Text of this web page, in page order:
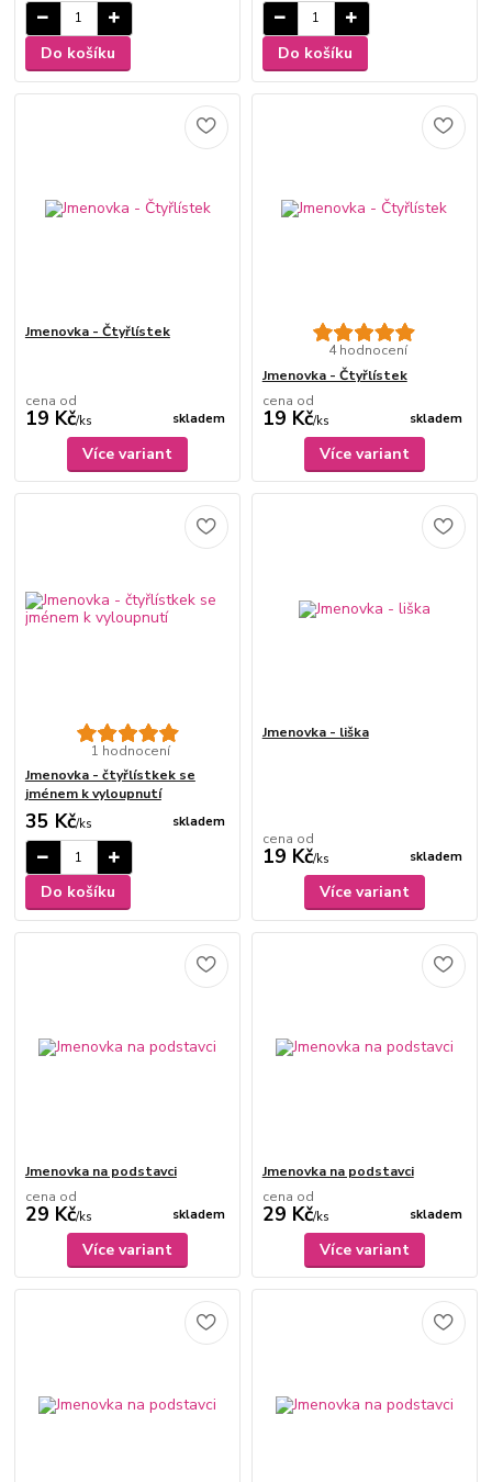
Do košíku Do košíku
Jmenovka - Čtyřlístek
cena od
19 Kč/ks skladem
Více variant
4 hodnocení
Jmenovka - Čtyřlístek
cena od
19 Kč/ks skladem
Více variant
1 hodnocení
Jmenovka - čtyřlístkek se
jménem k vyloupnutí
35 Kč/ks skladem
Do košíku
Jmenovka - liška
cena od
19 Kč/ks skladem
Více variant
Jmenovka na podstavci
cena od
29 Kč/ks skladem
Více variant
Jmenovka na podstavci
cena od
29 Kč/ks skladem
Více variant